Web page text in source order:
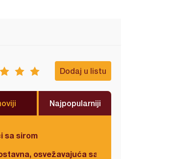
Dodaj u listu
Najpopularniji
sa sirom
osvežavajuća salata